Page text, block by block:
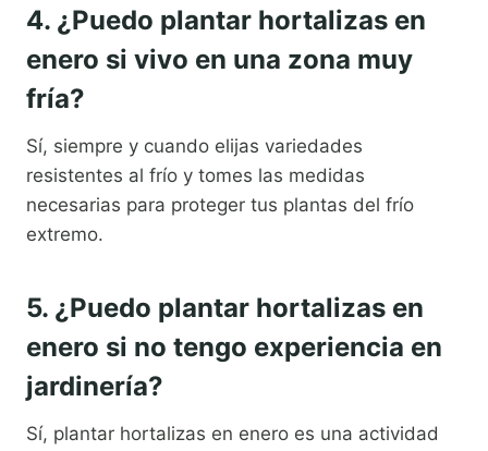
4. ¿Puedo plantar hortalizas en
enero si vivo en una zona muy
fría?
Sí, siempre y cuando elijas variedades
resistentes al frío y tomes las medidas
necesarias para proteger tus plantas del frío
extremo.
5. ¿Puedo plantar hortalizas en
enero si no tengo experiencia en
jardinería?
Sí, plantar hortalizas en enero es una actividad